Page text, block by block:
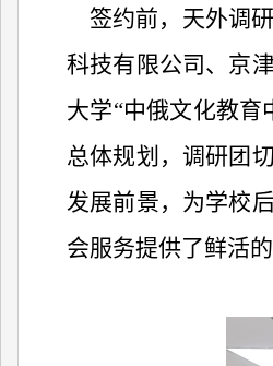
签约前，天外调
科技有限公司、京
大学“中俄文化教
总体规划，调研团
发展前景，为学校
会服务提供了鲜活